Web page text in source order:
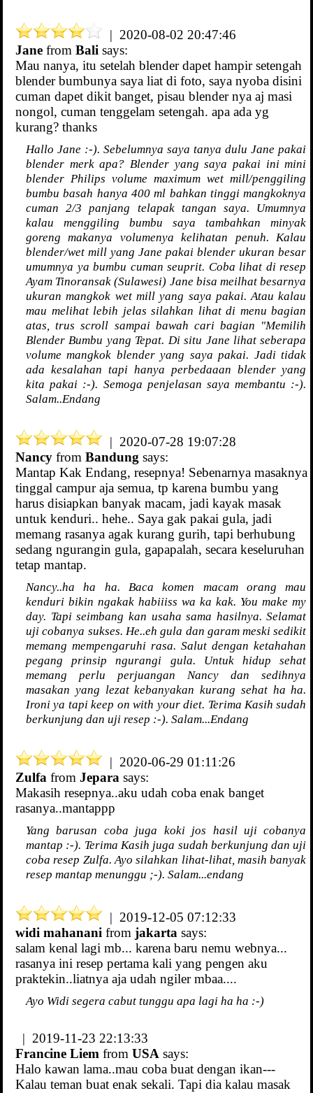
| 2020-08-02 20:47:46
Jane from Bali says:
Mau nanya, itu setelah blender dapet hampir setengah
blender bumbunya saya liat di foto, saya nyoba disini
cuman dapet dikit banget, pisau blender nya aj masi
nongol, cuman tenggelam setengah. apa ada yg
kurang? thanks
Hallo Jane :-). Sebelumnya saya tanya dulu Jane pakai
blender merk apa? Blender yang saya pakai ini mini
blender Philips volume maximum wet mill/penggiling
bumbu basah hanya 400 ml bahkan tinggi mangkoknya
cuman 2/3 panjang telapak tangan saya. Umumnya
kalau menggiling bumbu saya tambahkan minyak
goreng makanya volumenya kelihatan penuh. Kalau
blender/wet mill yang Jane pakai blender ukuran besar
umumnya ya bumbu cuman seuprit. Coba lihat di resep
Ayam Tinoransak (Sulawesi) Jane bisa meilhat besarnya
ukuran mangkok wet mill yang saya pakai. Atau kalau
mau melihat lebih jelas silahkan lihat di menu bagian
atas, trus scroll sampai bawah cari bagian "Memilih
Blender Bumbu yang Tepat. Di situ Jane lihat seberapa
volume mangkok blender yang saya pakai. Jadi tidak
ada kesalahan tapi hanya perbedaaan blender yang
kita pakai :-). Semoga penjelasan saya membantu :-).
Salam..Endang
| 2020-07-28 19:07:28
Nancy from Bandung says:
Mantap Kak Endang, resepnya! Sebenarnya masaknya
tinggal campur aja semua, tp karena bumbu yang
harus disiapkan banyak macam, jadi kayak masak
untuk kenduri.. hehe.. Saya gak pakai gula, jadi
memang rasanya agak kurang gurih, tapi berhubung
sedang ngurangin gula, gapapalah, secara keseluruhan
tetap mantap.
Nancy..ha ha ha. Baca komen macam orang mau
kenduri bikin ngakak habiiiss wa ka kak. You make my
day. Tapi seimbang kan usaha sama hasilnya. Selamat
uji cobanya sukses. He..eh gula dan garam meski sedikit
memang mempengaruhi rasa. Salut dengan ketahahan
pegang prinsip ngurangi gula. Untuk hidup sehat
memang perlu perjuangan Nancy dan sedihnya
masakan yang lezat kebanyakan kurang sehat ha ha.
Ironi ya tapi keep on with your diet. Terima Kasih sudah
berkunjung dan uji resep :-). Salam...Endang
| 2020-06-29 01:11:26
Zulfa from Jepara says:
Makasih resepnya..aku udah coba enak banget
rasanya..mantappp
Yang barusan coba juga koki jos hasil uji cobanya
mantap :-). Terima Kasih juga sudah berkunjung dan uji
coba resep Zulfa. Ayo silahkan lihat-lihat, masih banyak
resep mantap menunggu ;-). Salam...endang
| 2019-12-05 07:12:33
widi mahanani from jakarta says:
salam kenal lagi mb... karena baru nemu webnya...
rasanya ini resep pertama kali yang pengen aku
praktekin..liatnya aja udah ngiler mbaa....
Ayo Widi segera cabut tunggu apa lagi ha ha :-)
| 2019-11-23 22:13:33
Francine Liem from USA says:
Halo kawan lama..mau coba buat dengan ikan---
Kalau teman buat enak sekali. Tapi dia kalau masak